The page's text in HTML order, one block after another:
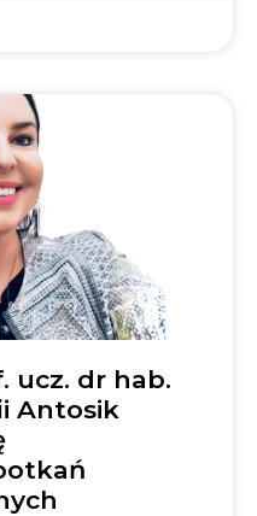
ucz. dr hab.
Antosik